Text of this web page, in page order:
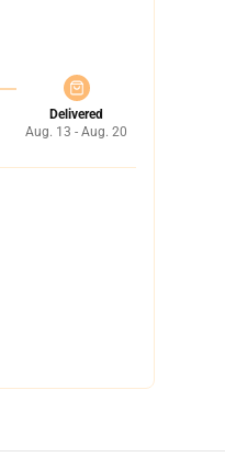
Delivered
Aug. 13 - Aug. 20